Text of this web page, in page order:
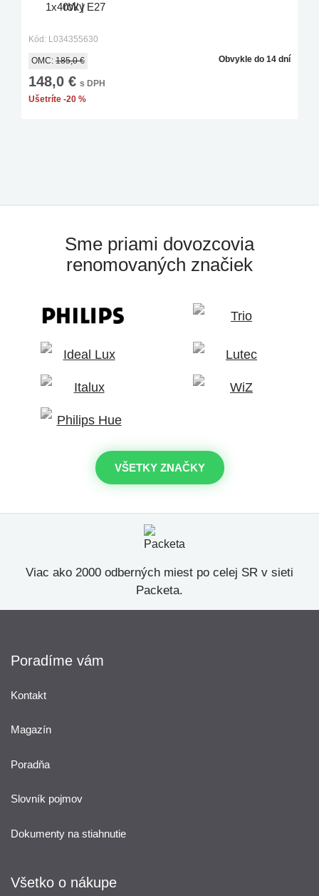
1x40W | E27
Kód: L034355630
OMC: 185,0 €
148,0 € s DPH
Ušetríte -20 %
Obvykle do 14 dní
Sme priami dovozcovia
renomovaných značiek
VŠETKY ZNAČKY
Viac ako 2000 odberných miest po celej SR v sieti
Packeta.
Poradíme vám
Kontakt
Magazín
Poradňa
Slovník pojmov
Dokumenty na stiahnutie
Všetko o nákupe